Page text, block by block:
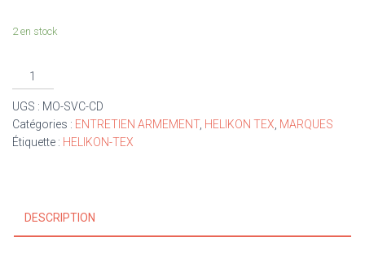
2 en stock
UGS : MO-SVC-CD
Catégories : ENTRETIEN ARMEMENT, HELIKON TEX MARQUES
Étiquette : HELIKON-TEX
DESCRIPTION